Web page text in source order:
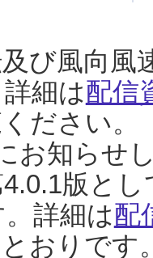
び風向風
細は配信
ださい。
お知らせ
版と
詳細は配
おりです